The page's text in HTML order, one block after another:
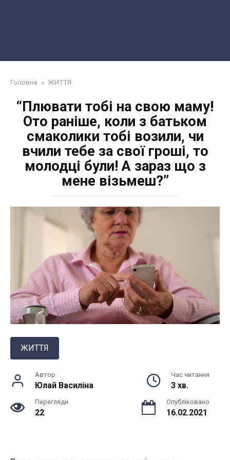
Головна » ЖИТТЯ
“Плювати тобі на свою маму!
Ото раніше, коли з батьком
смаколики тобі возили, чи
вчили тебе за свої гроші, то
молодці були! А зараз що з
мене візьмеш?”
ЖИТТЯ
Автор
Юлай Василiна
Час читання
3 хв.
Перегляди
22
Опубліковано
16.02.2021